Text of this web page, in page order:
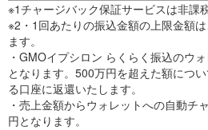
※1チャージバック保証サービスは非課
※2・1回あたりの振込金額の上限金額
ます。
・GMOイプシロン らくらく振込のウ
となります。500万円を超えた額につ
る口座に返還いたします。
・売上金額からウォレットへの自動チ
円となります。